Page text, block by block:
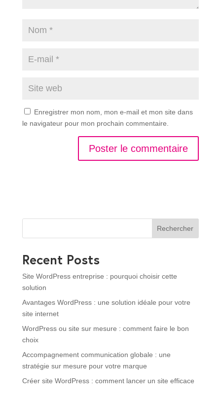
Enregistrer mon nom, mon e-mail et mon site dans
le navigateur pour mon prochain commentaire.
Rechercher
Recent Posts
Site WordPress entreprise : pourquoi choisir cette
solution
Avantages WordPress : une solution idéale pour votre
site internet
WordPress ou site sur mesure : comment faire le bon
choix
Accompagnement communication globale : une
stratégie sur mesure pour votre marque
Créer site WordPress : comment lancer un site efficace